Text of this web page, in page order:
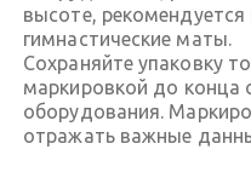
высоте, рекомендуется
гимнастические маты.
Сохраняйте упаковку
маркировкой до конца
оборудования.
отражать важные